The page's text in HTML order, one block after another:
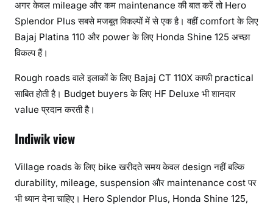
अगर केवल mileage और कम maintenance की बात करें तो Hero
Splendor Plus सबसे मजबूत विकल्पों में से एक है। वहीं comfort के लिए
Bajaj Platina 110 और power के लिए Honda Shine 125 अच्छा
विकल्प हैं।
Rough roads वाले इलाकों के लिए Bajaj CT 110X काफी practical
साबित होती है। Budget buyers के लिए HF Deluxe भी शानदार
value प्रदान करती है।
Indiwik view
Village roads के लिए bike खरीदते समय केवल design नहीं बल्कि
durability, mileage, suspension और maintenance cost पर
भी ध्यान देना चाहिए। Hero Splendor Plus, Honda Shine 125,